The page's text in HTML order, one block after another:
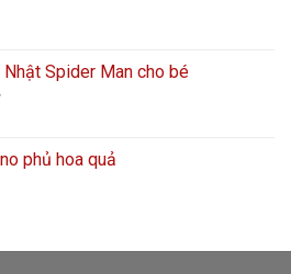
Nhật Spider Man cho bé
phủ hoa quả